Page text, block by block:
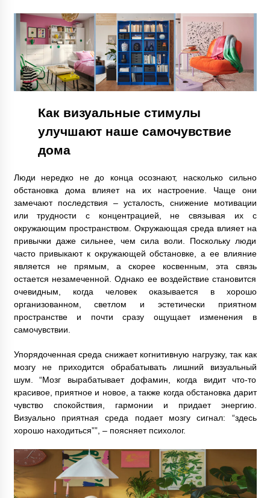
Как визуальные стимулы
улучшают наше самочувствие
дома
Люди нередко не до конца осознают, насколько сильно
обстановка дома влияет на их настроение. Чаще они
замечают последствия – усталость, снижение мотивации
или трудности с концентрацией, не связывая их с
окружающим пространством. Окружающая среда влияет на
привычки даже сильнее, чем сила воли. Поскольку люди
часто привыкают к окружающей обстановке, а ее влияние
является не прямым, а скорее косвенным, эта связь
остается незамеченной. Однако ее воздействие становится
очевидным, когда человек оказывается в хорошо
организованном, светлом и эстетически приятном
пространстве и почти сразу ощущает изменения в
самочувствии.
Упорядоченная среда снижает когнитивную нагрузку, так как
мозгу не приходится обрабатывать лишний визуальный
шум. “Мозг вырабатывает дофамин, когда видит что-то
красивое, приятное и новое, а также когда обстановка дарит
чувство спокойствия, гармонии и придает энергию.
Визуально приятная среда подает мозгу сигнал: “здесь
хорошо находиться””, – поясняет психолог.